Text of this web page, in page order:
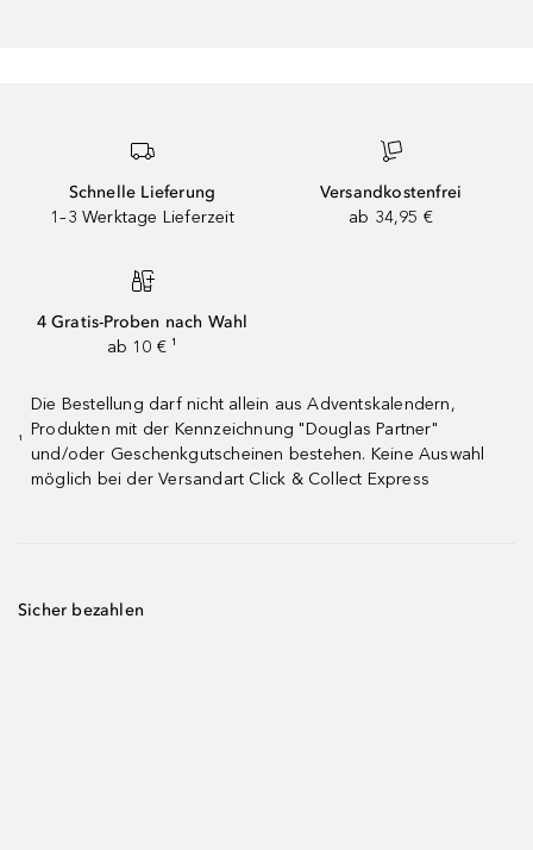
Schnelle Lieferung
1–3 Werktage Lieferzeit
Versandkostenfrei
ab 34,95 €
4 Gratis-Proben nach Wahl
ab 10 € ¹
¹
Die Bestellung darf nicht allein aus Adventskalendern,
Produkten mit der Kennzeichnung "Douglas Partner"
und/oder Geschenkgutscheinen bestehen. Keine Auswahl
möglich bei der Versandart Click & Collect Express
Sicher bezahlen